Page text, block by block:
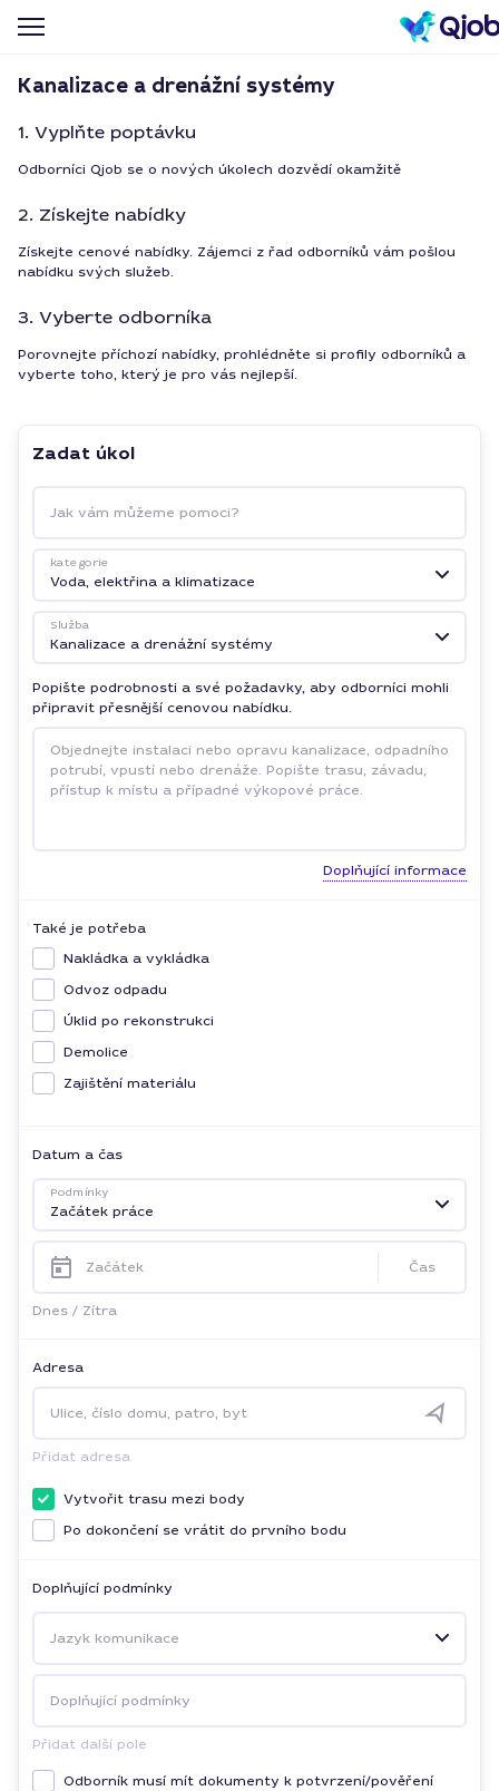
Kanalizace a drenážní systémy
1. Vyplňte poptávku
Odborníci Qjob se o nových úkolech dozvědí okamžitě
2. Získejte nabídky
Získejte cenové nabídky. Zájemci z řad odborníků vám pošlou
nabídku svých služeb.
3. Vyberte odborníka
Porovnejte příchozí nabídky, prohlédněte si profily odborníků a
vyberte toho, který je pro vás nejlepší.
Zadat úkol
Jak vám můžeme pomoci?
kategorie
Voda, elektřina a klimatizace
Služba
Kanalizace a drenážní systémy
Popište podrobnosti a své požadavky, aby odborníci mohli
připravit přesnější cenovou nabídku.
Doplňující informace
Také je potřeba
Nakládka a vykládka
Odvoz odpadu
Úklid po rekonstrukci
Demolice
Zajištění materiálu
Datum a čas
Podmínky
Začátek práce
Začátek Čas
Dnes / Zítra
Adresa
Ulice, číslo domu, patro, byt
Přidat adresa
Vytvořit trasu mezi body
Po dokončení se vrátit do prvního bodu
Doplňující podmínky
Jazyk komunikace
Doplňující podmínky
Přidat další pole
Odborník musí mít dokumenty k potvrzení/pověření